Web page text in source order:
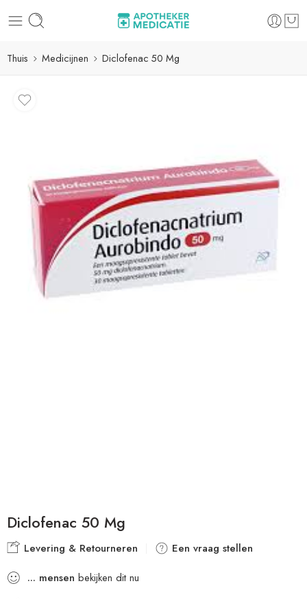
Thuis Medicijnen Diclofenac 50 Mg
Diclofenac 50 Mg
Levering & Retourneren
Een vraag stellen
... mensen bekijken dit nu